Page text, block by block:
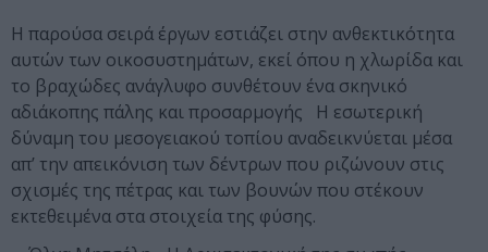
Η παρούσα σειρά έργων εστιάζει στην ανθεκτικότητα
αυτών των οικοσυστημάτων, εκεί όπου η χλωρίδα και
το βραχώδες ανάγλυφο συνθέτουν ένα σκηνικό
αδιάκοπης πάλης και προσαρμογής Η εσωτερική
δύναμη του μεσογειακού τοπίου αναδεικνύεται μέσα
απ’ την απεικόνιση των δέντρων που ριζώνουν στις
σχισμές της πέτρας και των βουνών που στέκουν
εκτεθειμένα στα στοιχεία της φύσης.